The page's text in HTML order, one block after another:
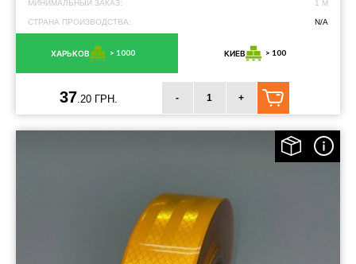
МИНИМАЛЬНЫЙ ЗАКАЗ: 1 М
СТРАНА ПРОИЗВОДСТВА: N/A
ХАРЬКОВ > 1000 КИЕВ > 100
37 .20 ГРН. - +